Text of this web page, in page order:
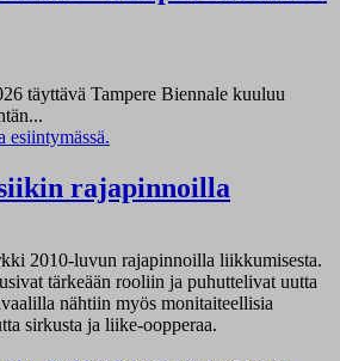
täyttävä Tampere Biennale kuuluu
rajapinnoilla
2010-luvun rajapinnoilla liikkumisesta.
tärkeään rooliin ja puhuttelivat uutta
nähtiin myös monitaiteellisia
sirkusta ja liike-oopperaa.